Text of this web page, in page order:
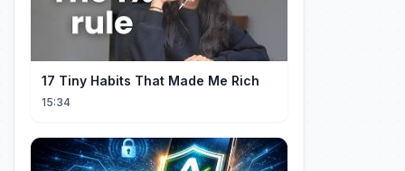
17 Tiny Habits That Made Me Rich
15:34